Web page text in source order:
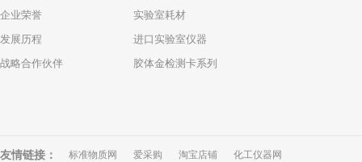
企业荣誉
发展历程
战略合作伙伴
实验室耗材
进口实验室仪器
胶体金检测卡系列
友情链接： 标准物质网 爱采购 淘宝店铺 化工仪器网